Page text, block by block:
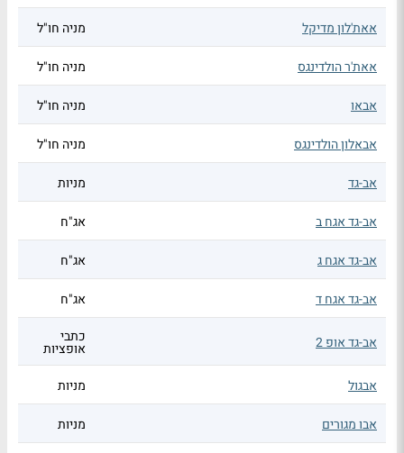
אאת'לון מדיקל מניה חו"ל
אאת'ר הולדינגס מניה חו"ל
אבאו מניה חו"ל
אבאלון הולדינגס מניה חו"ל
אב-גד מניות
אב-גד אגח ב אג"ח
אב-גד אגח ג אג"ח
אב-גד אגח ד אג"ח
אב-גד אופ 2 כתבי
אופציות
אבגול
מניות
אבו מגורים מניות